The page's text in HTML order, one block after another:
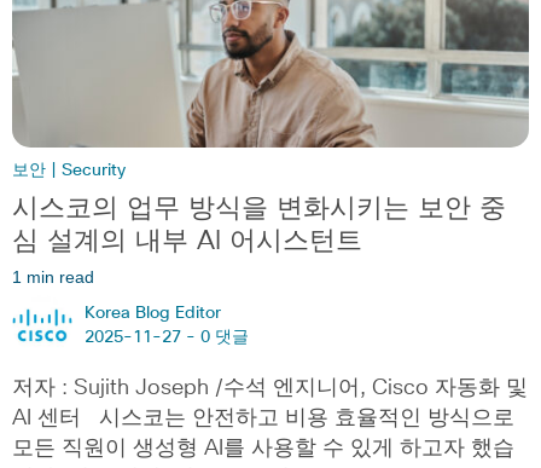
보안 | Security
시스코의 업무 방식을 변화시키는 보안 중
심 설계의 내부 AI 어시스턴트
1 min read
Korea Blog Editor
2025-11-27 - 0 댓글
저자 : Sujith Joseph /수석 엔지니어, Cisco 자동화 및
AI 센터 시스코는 안전하고 비용 효율적인 방식으로
모든 직원이 생성형 AI를 사용할 수 있게 하고자 했습